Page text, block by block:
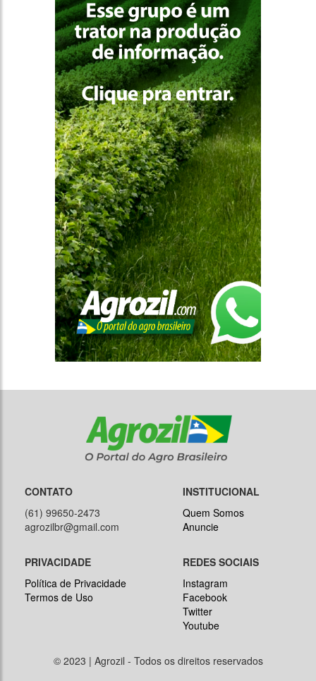
CONTATO
(61) 99650-2473
agrozilbr@gmail.com
INSTITUCIONAL
Quem Somos
Anuncie
PRIVACIDADE
Política de Privacidade
Termos de Uso
REDES SOCIAIS
Instagram
Facebook
Twitter
Youtube
© 2023 | Agrozil - Todos os direitos reservados